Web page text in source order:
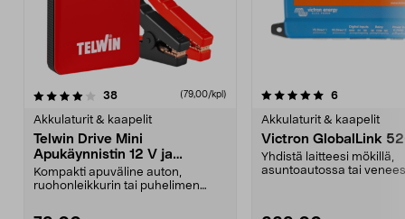
38arvostelut (79,00/kpl)
Akkulaturit & kaapelit
Telwin Drive Mini
Apukäynnistin 12 V ja
varavirtalähde
Kompakti apuväline auton,
ruohonleikkurin tai puhelimen
5.0 viidestä
6arvostelut
Akkulaturit & kaapelit
Victron GlobalLink
Yhdistä laitteesi mökillä,
asuntoautossa tai
4.5 viidestä